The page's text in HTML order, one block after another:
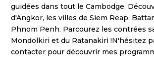
guidées dans tout le Cambodge.
d'Angkor, les villes de Siem Reap,
Phnom Penh. Parcourez les contrées
Mondolkiri et du Ratanakiri !N'hésitez
contacter pour découvrir mes